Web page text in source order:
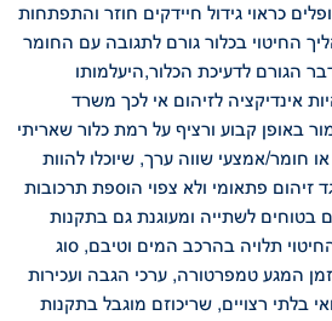
כראויגידול חיידקים חוזר והתפתחות
החיטוי בכלור גורם לתגובה עם החומר
הגורםלדעיכת הכלור,היעלמותו
אינדיקציה לזיהום אי לכך משרד
באופן קבוע ורציף על רמת כלור שאריתי
או חומר/אמצעי שווה ערך, שיוכלו להוות
זיהום פתאומי ולא צפוי הוספת תרכובות
לשתייה ומעוגנת גם בתקנות
תלויה בהרכב המים וטיבם, סוג
זמן המגע טמפרטורה, ערכי הגבה ועכירות
בלתי רצויים, שריכוזם מוגבל בתקנות